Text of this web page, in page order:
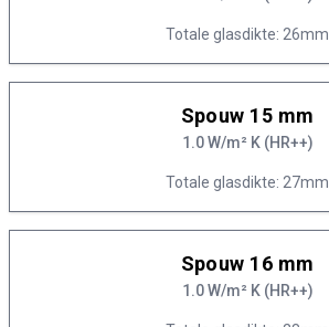
Totale glasdikte: 26mm
Spouw 15 mm
1.0 W/m² K (HR++)
Totale glasdikte: 27mm
Spouw 16 mm
1.0 W/m² K (HR++)